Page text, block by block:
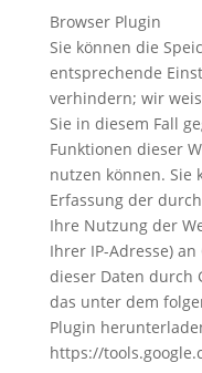
Browser Plugin
Sie können die
entsprechende
verhindern; wir
Sie in diesem Fall
Funktionen dieser
nutzen können. Sie
Erfassung der
Ihre Nutzung der
Ihrer IP-Adresse)
dieser Daten durch
das unter dem
Plugin
https://